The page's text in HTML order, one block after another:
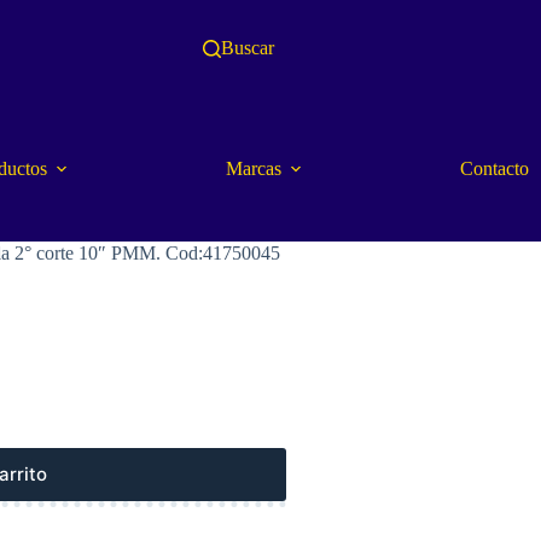
Buscar
Marcas Contacto
2° corte 10″ PMM. Cod:41750045